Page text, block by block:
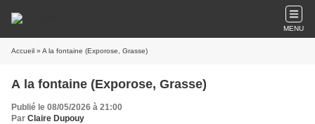
MENU
Accueil » A la fontaine (Exporose, Grasse)
A la fontaine (Exporose, Grasse)
Publié le 08/05/2026 à 21:00
Par Claire Dupouy